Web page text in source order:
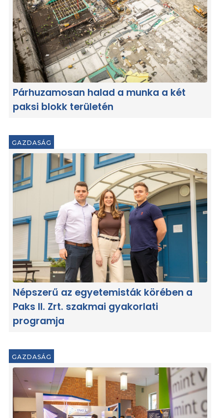
Párhuzamosan halad a munka a két
paksi blokk területén
GAZDASÁG
Népszerű az egyetemisták körében a
Paks II. Zrt. szakmai gyakorlati
programja
GAZDASÁG